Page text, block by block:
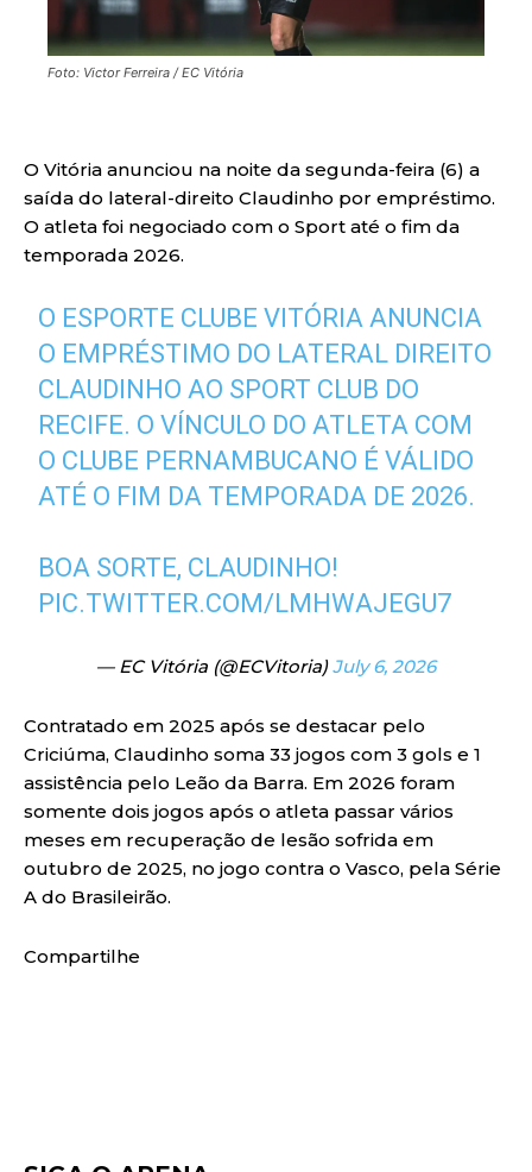
Foto: Victor Ferreira / EC Vitória
O Vitória anunciou na noite da segunda-feira (6) a
saída do lateral-direito Claudinho por empréstimo.
O atleta foi negociado com o Sport até o fim da
temporada 2026.
O ESPORTE CLUBE VITÓRIA ANUNCIA
O EMPRÉSTIMO DO LATERAL DIREITO
CLAUDINHO AO SPORT CLUB DO
RECIFE. O VÍNCULO DO ATLETA COM
O CLUBE PERNAMBUCANO É VÁLIDO
ATÉ O FIM DA TEMPORADA DE 2026.
BOA SORTE, CLAUDINHO!
PIC.TWITTER.COM/LMHWAJEGU7
— EC Vitória (@ECVitoria)July 6, 2026
Contratado em 2025 após se destacar pelo
Criciúma, Claudinho soma 33 jogos com 3 gols e 1
assistência pelo Leão da Barra. Em 2026 foram
somente dois jogos após o atleta passar vários
meses em recuperação de lesão sofrida em
outubro de 2025, no jogo contra o Vasco, pela Série
A do Brasileirão.
Compartilhe